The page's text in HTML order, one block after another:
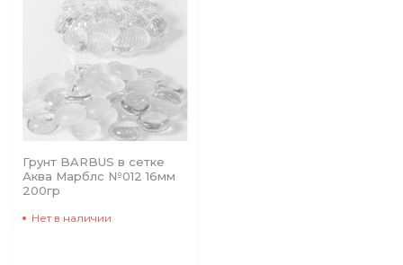
Грунт BARBUS в сетке
Аква Марблс №012 16мм
200гр
Нет в наличии